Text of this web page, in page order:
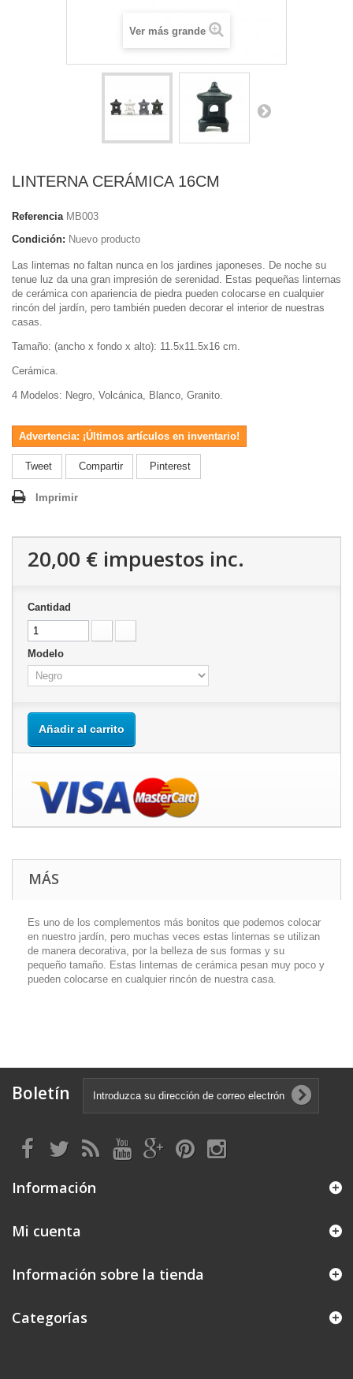
Ver más grande
LINTERNA CERÁMICA 16CM
Referencia MB003
Condición: Nuevo producto
Las linternas no faltan nunca en los jardines japoneses. De noche su
tenue luz da una gran impresión de serenidad. Estas pequeñas linternas
de cerámica con apariencia de piedra pueden colocarse en cualquier
rincón del jardín, pero también pueden decorar el interior de nuestras
casas.
Tamaño: (ancho x fondo x alto): 11.5x11.5x16 cm.
Cerámica.
4 Modelos: Negro, Volcánica, Blanco, Granito.
Advertencia: ¡Últimos artículos en inventario!
Tweet Compartir Pinterest
Imprimir
20,00 € impuestos inc.
Cantidad
Modelo
Añadir al carrito
MÁS
Es uno de los complementos más bonitos que podemos colocar
en nuestro jardín, pero muchas veces estas linternas se utilizan
de manera decorativa, por la belleza de sus formas y su
pequeño tamaño. Estas linternas de cerámica pesan muy poco y
pueden colocarse en cualquier rincón de nuestra casa.
Boletín
Información
Mi cuenta
Información sobre la tienda
Categorías